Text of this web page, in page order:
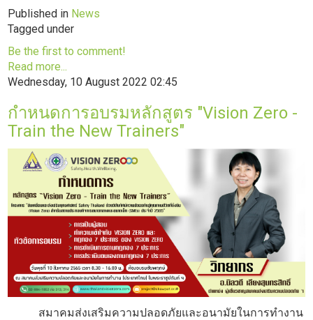
Published in News
Tagged under
Be the first to comment!
Read more...
Wednesday, 10 August 2022 02:45
กำหนดการอบรมหลักสูตร "Vision Zero -
Train the New Trainers"
สมาคมส่งเสริมความปลอดภัยและอนามัยในการทำงาน